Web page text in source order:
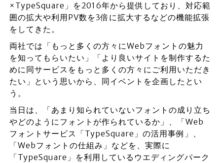
×TypeSquare」を2016年から提供しており、対応範
囲の拡大や利用PV数を3倍に拡大するなどの機能拡張
をしてきた。
両社では「もっと多くの方々にWebフォントの魅力
を知ってもらいたい」「より良いサイトを制作するた
めに同サービスをもっと多くの方々にご利用いただき
たい」という思いから、同イベントを企画したとい
う。
当日は、「あまり知られていないフォントの成り立ち
やどのようにフォントが作られているか」、「Web
フォントサービス「TypeSquare」の活用事例」、
「Webフォントの仕組み」などを、実際に
「TypeSquare」を利用しているウエディングパーク